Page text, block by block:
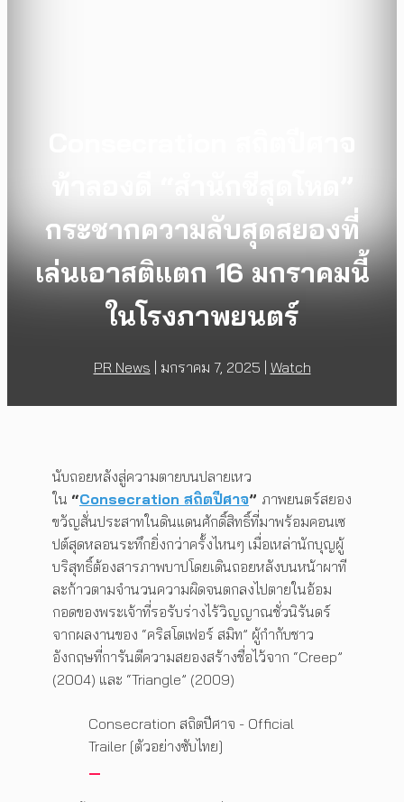
กระชากความลับสุดสยองที่
เล่นเอาสติแตก 16 มกราคมนี้
ในโรงภาพยนตร์
PR News | มกราคม 7, 2025 | Watch
นับถอยหลังสู่ความตายบนปลายเหว
ใน “Consecration สถิตปีศาจ” ภาพยนตร์สยอง
ขวัญสั่นประสาทในดินแดนศักดิ์สิทธิ์ที่มาพร้อมคอนเซ
ปต์สุดหลอนระทึกยิ่งกว่าครั้งไหนๆ เมื่อเหล่านักบุญผู้
บริสุทธิ์ต้องสารภาพบาปโดยเดินถอยหลังบนหน้าผาที
ละก้าวตามจำนวนความผิดจนตกลงไปตายในอ้อม
กอดของพระเจ้าที่รอรับร่างไร้วิญญาณชั่วนิรันดร์
จากผลงานของ “คริสโตเฟอร์ สมิท” ผู้กำกับชาว
อังกฤษที่การันตีความสยองสร้างชื่อไว้จาก “Creep”
(2004) และ “Triangle” (2009)
Consecration สถิตปีศาจ - Official
Trailer [ตัวอย่างซับไทย]